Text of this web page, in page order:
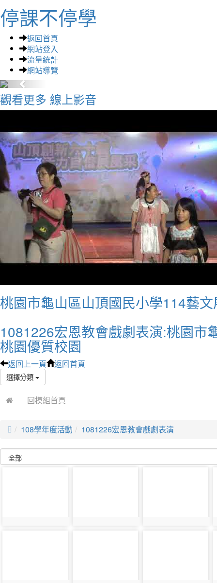
停課不停學
返回首頁
網站登入
流量統計
網站導覽
觀看更多 線上影音
桃園市龜山區山頂國民小學114藝
1081226宏恩教會戲劇表演:桃園市
桃園優質校園
返回上一頁 返回首頁
選擇分類
回模組首頁
 108學年度活動 1081226宏恩教會戲劇表演